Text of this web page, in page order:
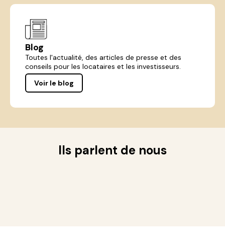
Blog
Toutes l'actualité, des articles de presse et des
conseils pour les locataires et les investisseurs.
Voir le blog
Ils parlent de nous